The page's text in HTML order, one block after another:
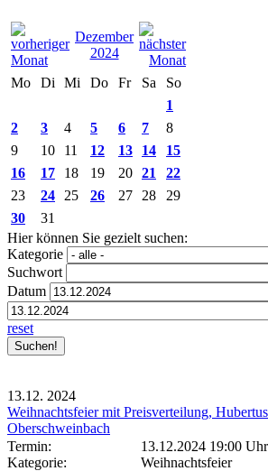
Dezember
2024
Mo
Di Mi Do Fr Sa
So
1
2
3 4 5 6 7
8
9
10 11 12 13 14
15
16
17 18 19 20 21
22
23
24 25 26 27 28
29
30
31
Hier können Sie gezielt suchen:
Kategorie
Suchwort
Datum
reset
13.12. 2024
Weihnachtsfeier mit Preisverteilung,
Oberschweinbach
Termin:
13.12.2024 19:00 Uhr
Kategorie:
Weihnachtsfeier